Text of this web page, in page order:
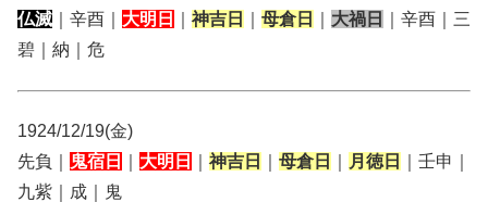
仏滅 ｜辛酉｜ 大明日 神吉日 母倉日 大禍日
｜辛酉｜三
碧｜納｜危
1924/12/19(金)
先負｜
鬼宿日 大明日 神吉日 母倉日 月徳日
｜壬申｜
九紫｜成｜鬼